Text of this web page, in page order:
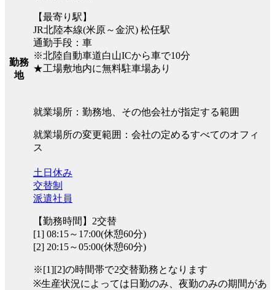
勤務
地
【最寄り駅】
JR北陸本線(米原～金沢) 松任駅
通勤手段：車
※北陸自動車道白山ICから車で10分
★工場敷地内に無料駐車場あり
就業場所：勤務地、その他会社が指定する範囲
就業場所の変更範囲：会社の定めるすべてのオフィ
ス
土日休み
交替制
派遣社員
【勤務時間】2交替
[1] 08:15～17:00(休憩60分)
[2] 20:15～05:00(休憩60分)
※[1][2]の時間帯で2交替勤務となります
※生産状況によっては日勤のみ、夜勤のみの期間があ